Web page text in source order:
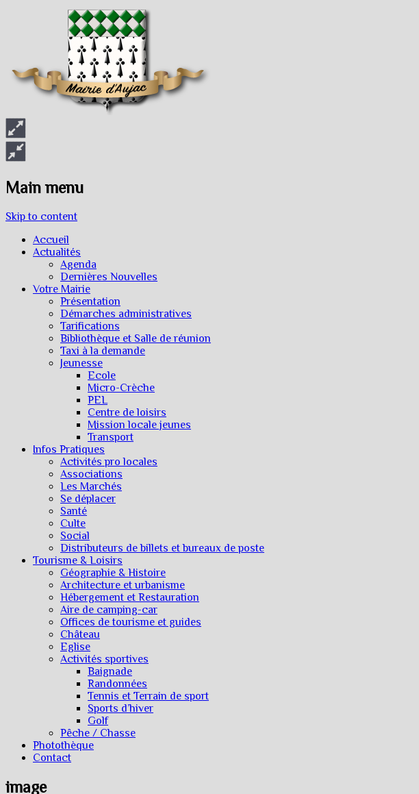
Main menu
Skip to content
Accueil
Actualités
Agenda
Dernières Nouvelles
Votre Mairie
Présentation
Démarches administratives
Tarifications
Bibliothèque et Salle de réunion
Taxi à la demande
Jeunesse
Ecole
Micro-Crèche
PEL
Centre de loisirs
Mission locale jeunes
Transport
Infos Pratiques
Activités pro locales
Associations
Les Marchés
Se déplacer
Santé
Culte
Social
Distributeurs de billets et bureaux de poste
Tourisme & Loisirs
Géographie & Histoire
Architecture et urbanisme
Hébergement et Restauration
Aire de camping-car
Offices de tourisme et guides
Château
Eglise
Activités sportives
Baignade
Randonnées
Tennis et Terrain de sport
Sports d’hiver
Golf
Pêche / Chasse
Photothèque
Contact
image